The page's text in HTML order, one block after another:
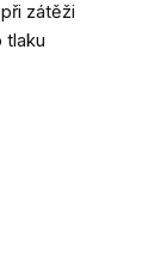
zátěži
tlaku